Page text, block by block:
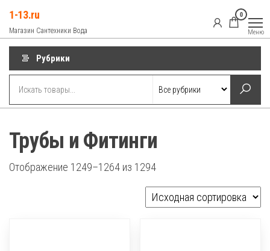
содержимому
1-13.ru
Магазин Сантехники Вода
0
Меню
Рубрики
Трубы и Фитинги
Отображение 1249–1264 из 1294